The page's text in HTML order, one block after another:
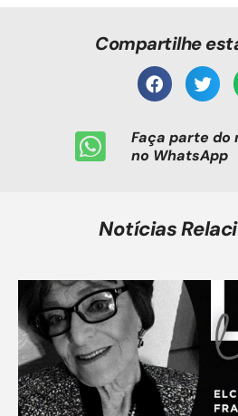
Compartilhe
Faça parte do
no WhatsApp
Notícias